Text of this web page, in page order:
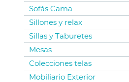
Sofás Cama
Sillones y relax
Sillas y Taburetes
Mesas
Colecciones telas
Mobiliario Exterior